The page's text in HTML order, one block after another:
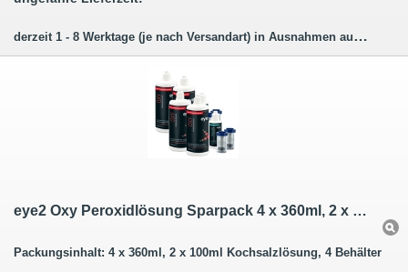
derzeit 1 - 8 Werktage (je nach Versandart) in Ausnahmen auch länger.
eye2 Oxy Peroxidlösung Sparpack 4 x 360ml, 2 x 100ml Saline. Wird nicht mehr hergestellt.
Packungsinhalt: 4 x 360ml, 2 x 100ml Kochsalzlösung, 4 Behälter